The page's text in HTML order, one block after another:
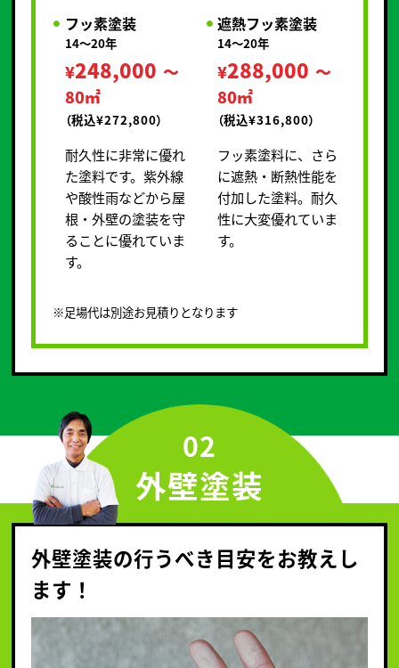
フッ素塗装
14～20年
¥248,000 ～
80㎡
（税込¥272,800）
耐久性に非常に優れ
た塗料です。紫外線
や酸性雨などから屋
根・外壁の塗装を守
ることに優れていま
す。
※足場代は別途お見積りとなります
遮熱フッ素塗装
14～20年
¥288,000 ～
80㎡
（税込¥316,800）
フッ素塗料に、さら
に遮熱・断熱性能を
付加した塗料。耐久
性に大変優れていま
す。
02
外壁塗装
外壁塗装の行うべき目安をお教えし
ます！